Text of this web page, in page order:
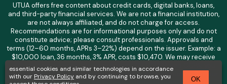
UTUA offers free content about credit cards, digital banks, loans,
and third-party financial services. We are not a financial institution,
are not always affiliated, and do not charge for access.
Recommendations are for informational purposes only and do not
constitute advice; please consult professionals. Approvals and
terms (12–60 months, APRs 3–22%) depend on the issuer. Example: a
$10,000 loan, 36 months, 3% APR, costs $10,470. We may receive
affiliate commissions. We comply with LGPD, GDPR, and CCPA; you
may access or delete your data. Transfers use safeguards. See our
essential cookies and similar technologies in accordance
with our Privacy Policy and by continuing to browse, you
OK